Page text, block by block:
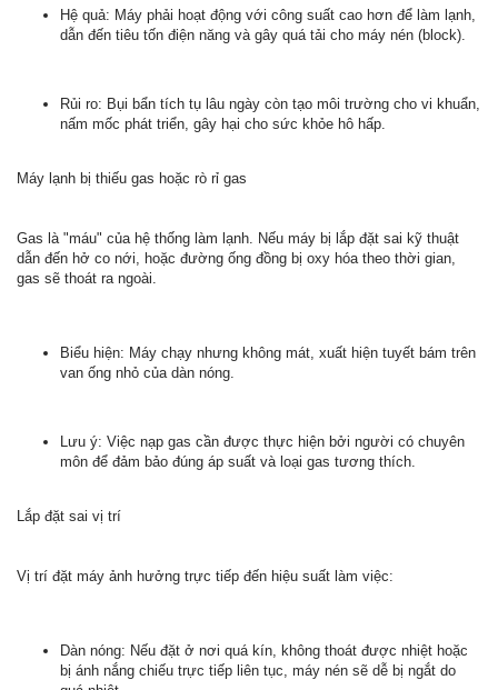
Hệ quả: Máy phải hoạt động với công suất cao hơn để làm lạnh,
dẫn đến tiêu tốn điện năng và gây quá tải cho máy nén (block).
Rủi ro: Bụi bẩn tích tụ lâu ngày còn tạo môi trường cho vi khuẩn,
nấm mốc phát triển, gây hại cho sức khỏe hô hấp.
Máy lạnh bị thiếu gas hoặc rò rỉ gas
Gas là "máu" của hệ thống làm lạnh. Nếu máy bị lắp đặt sai kỹ thuật
dẫn đến hở co nới, hoặc đường ống đồng bị oxy hóa theo thời gian,
gas sẽ thoát ra ngoài.
Biểu hiện: Máy chạy nhưng không mát, xuất hiện tuyết bám trên
van ống nhỏ của dàn nóng.
Lưu ý: Việc nạp gas cần được thực hiện bởi người có chuyên
môn để đảm bảo đúng áp suất và loại gas tương thích.
Lắp đặt sai vị trí
Vị trí đặt máy ảnh hưởng trực tiếp đến hiệu suất làm việc:
Dàn nóng: Nếu đặt ở nơi quá kín, không thoát được nhiệt hoặc
bị ánh nắng chiếu trực tiếp liên tục, máy nén sẽ dễ bị ngắt do